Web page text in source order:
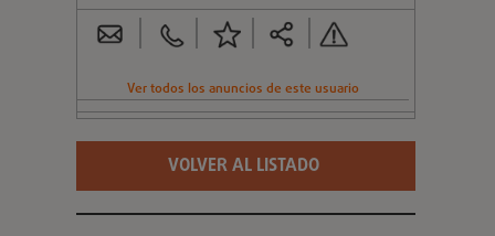
Ver todos los anuncios de este usuario
VOLVER AL LISTADO